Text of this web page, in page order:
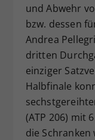
und Abwehr
bzw. dessen
Andrea
dritten
einziger
Halbfinale
(ATP 206) mit
die Schranken